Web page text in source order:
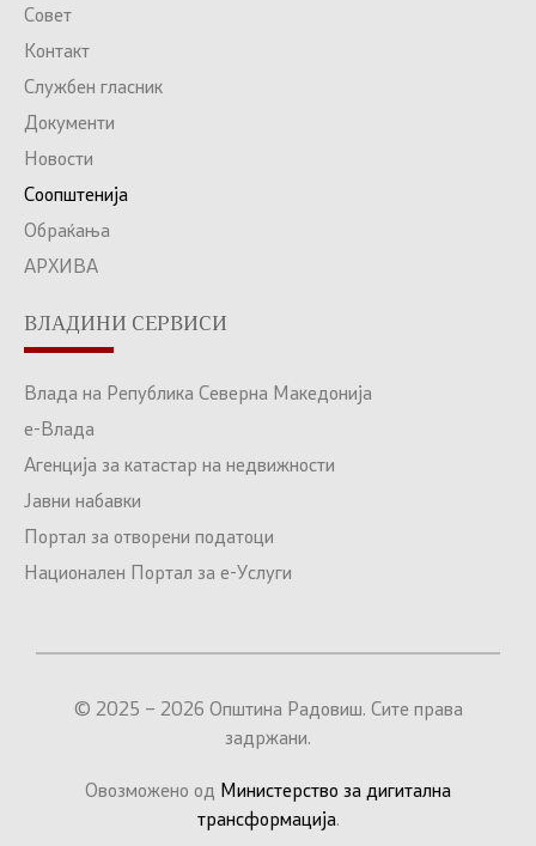
Совет
Контакт
Службен гласник
Документи
Новости
Соопштенија
Обраќања
АРХИВА
ВЛАДИНИ СЕРВИСИ
Влада на Република Северна Македонија
е-Влада
Агенција за катастар на недвижности
Јавни набавки
Портал за отворени податоци
Национален Портал за е-Услуги
© 2025 – 2026 Општина Радовиш. Сите права
задржани.
Овозможено од Министерство за дигитална
трансформација.